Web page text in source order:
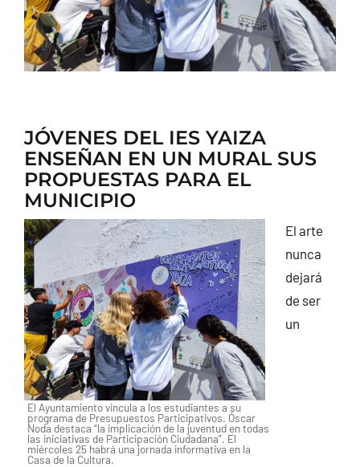
JÓVENES DEL IES YAIZA
ENSEÑAN EN UN MURAL SUS
PROPUESTAS PARA EL
MUNICIPIO
El Ayuntamiento vincula a los estudiantes a su
programa de Presupuestos Participativos. Óscar
Noda destaca “la implicación de la juventud en todas
las iniciativas de Participación Ciudadana”. El
miércoles 25 habrá una jornada informativa en la
Casa de la Cultura.
El arte
nunca
dejará
de ser
un